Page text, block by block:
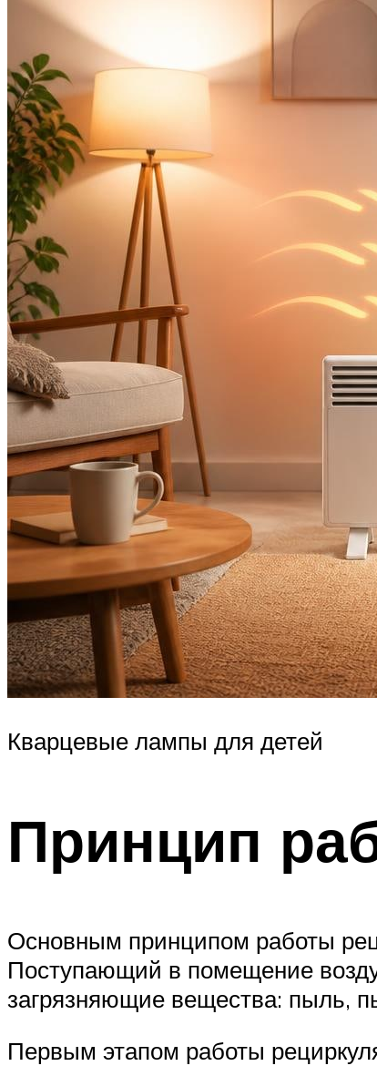
Кварцевые лампы для детей
Принцип
Основным принципом работы
Поступающий в помещение
загрязняющие вещества: пыль,
Первым этапом работы